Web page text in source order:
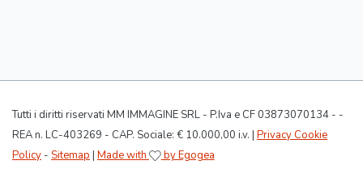
Tutti i diritti riservati MM IMMAGINE SRL - P.Iva e CF 03873070134 - -
REA n. LC-403269 - CAP. Sociale: € 10.000,00 i.v. | Privacy Cookie
Policy - Sitemap | Made with by Egogea